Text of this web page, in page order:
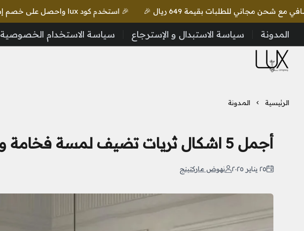
🎉 استخدم كود lux واحصل على خصم إضافي مع شحن مجاني للطلبات بقيمة 649 ريال 🎉
المدونة سياسة الاستبدال و الإسترجاع سياسة الاستخدام الخصوصية
LUX Lighting
الرئيسية المدونة
أجمل 5 اشكال ثريات تضيف لمسة فخامة وإضاءة أنيقة لمنزلك
٢٥ يناير ٢٠٢٥ نهوض ماركتينج